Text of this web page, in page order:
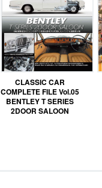
CLASSIC CAR
COMPLETE FILE Vol.05
BENTLEY T SERIES
2DOOR SALOON